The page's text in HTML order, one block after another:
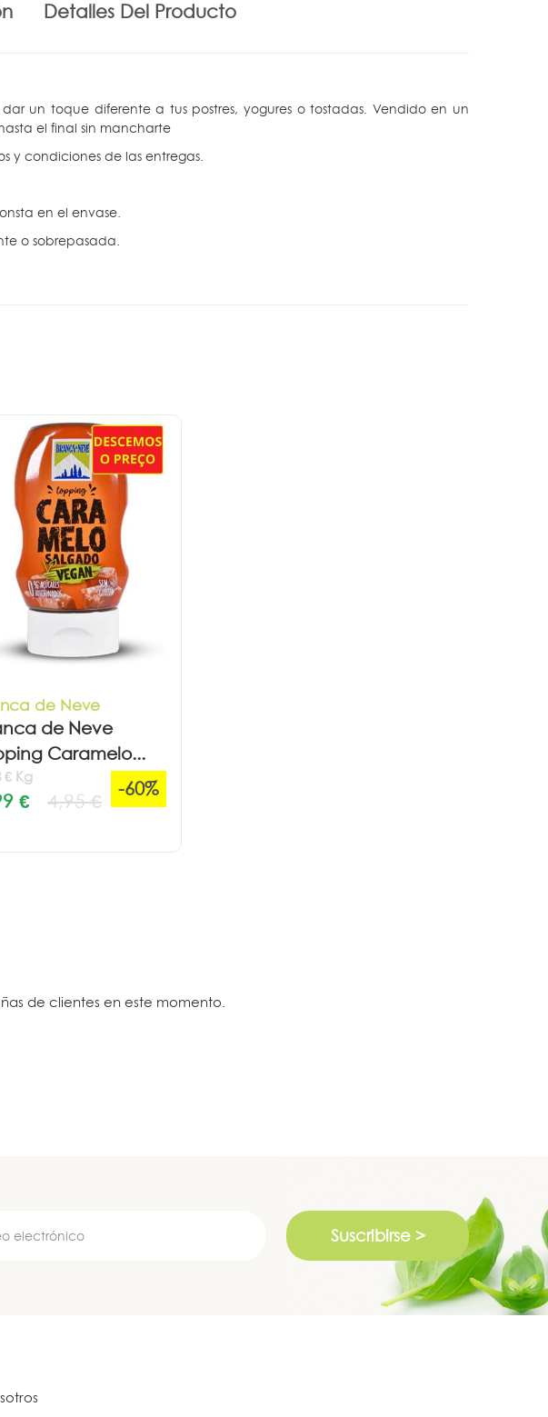
Detalles Del Producto
un toque diferente a tus postres, yogures o tostadas. Vendido en un
el final sin mancharte
y condiciones de las entregas.
en el envase.
o sobrepasada.
de Neve
de Neve
Caramelo...
€ Kg
€ 4,95 €
-60%
de clientes en este momento.
Suscribirse >